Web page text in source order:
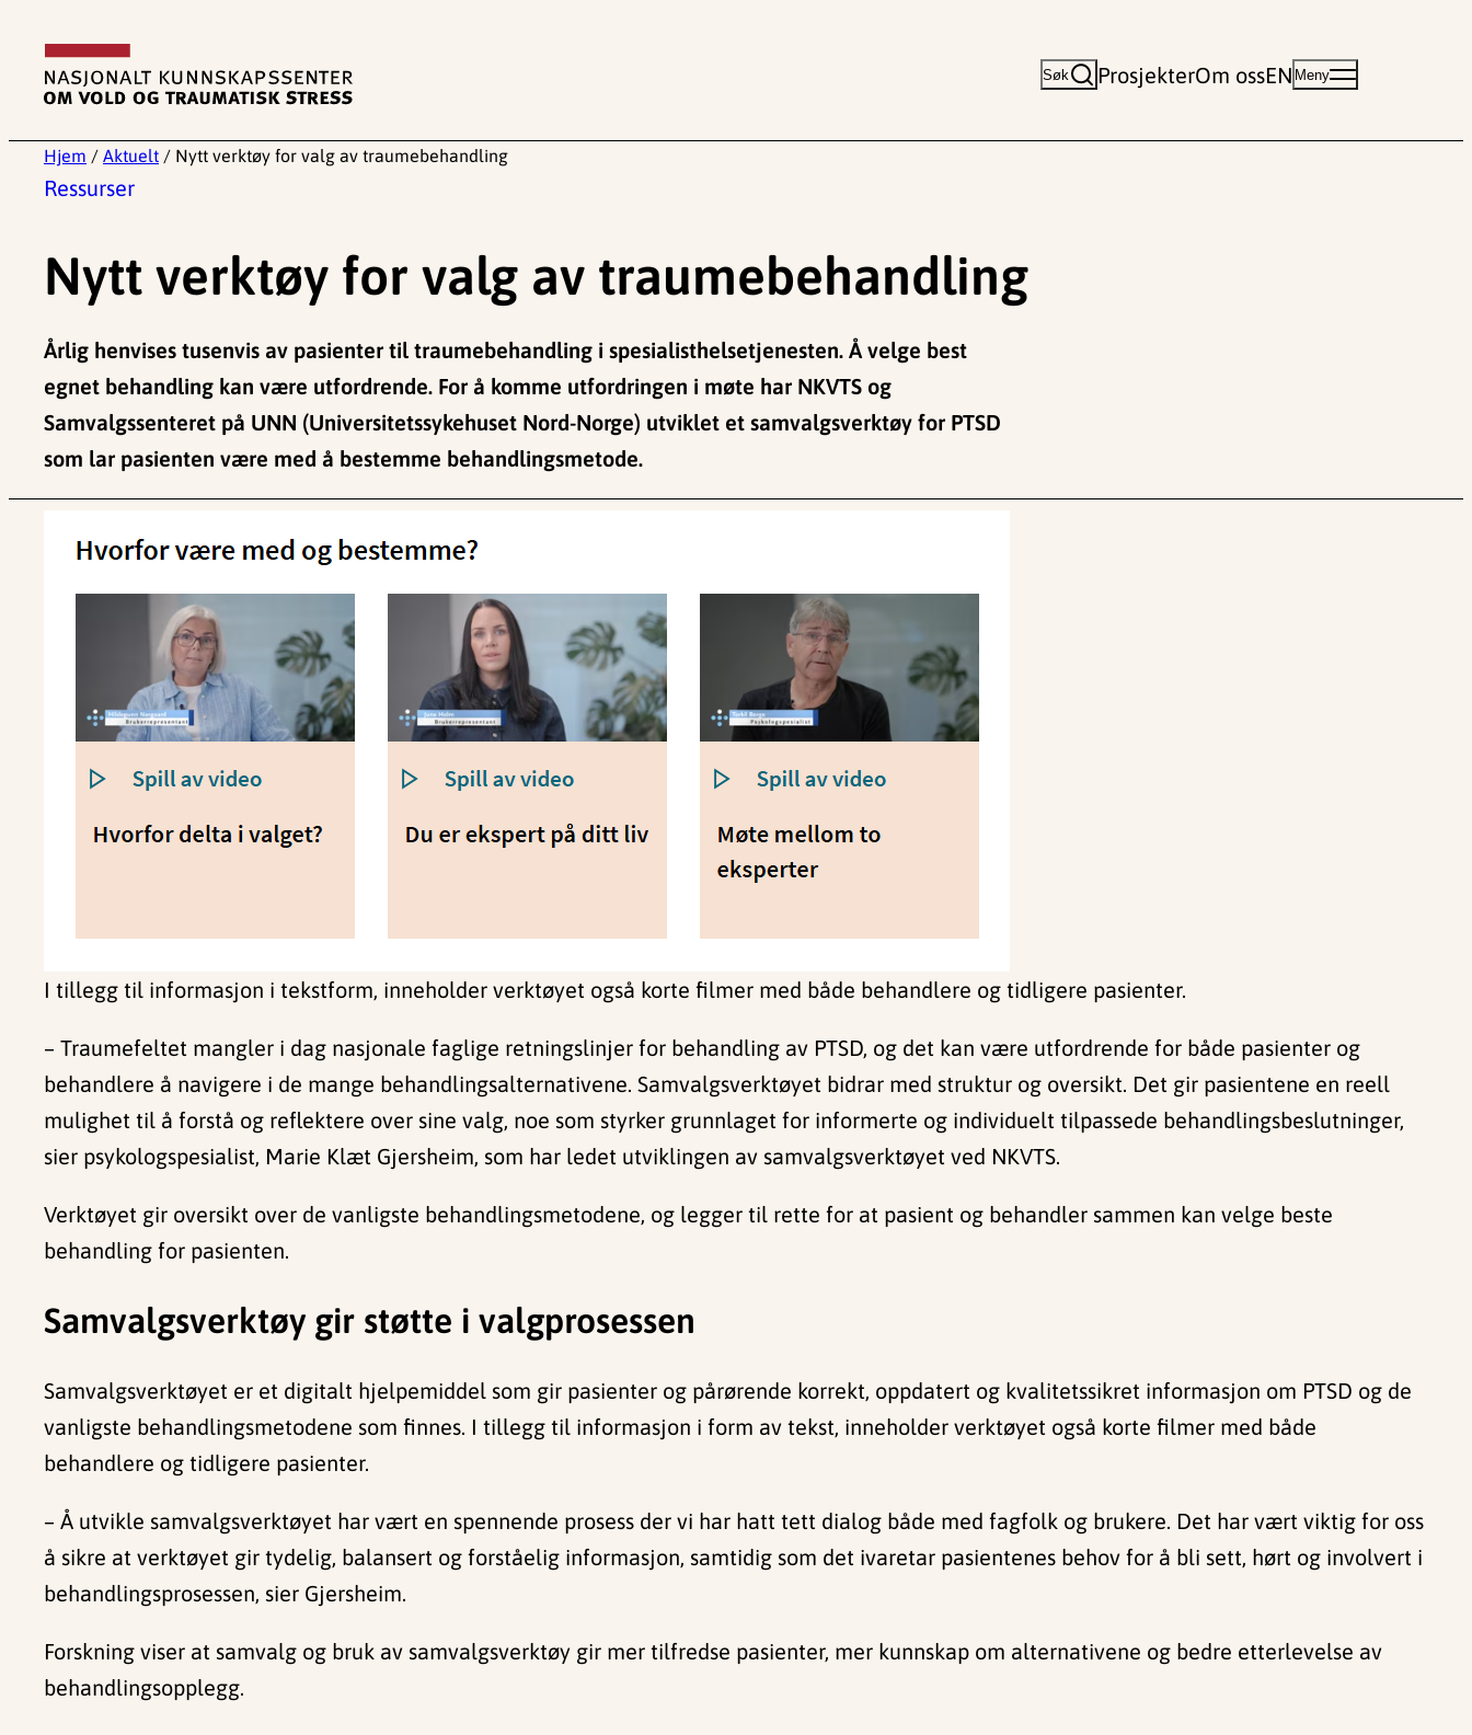
innhold
Søk ProsjekterOm ossEN Meny
Hjem / Aktuelt / Nytt verktøy for valg av traumebehandling
Ressurser
Nytt verktøy for valg av traumebehandling
Årlig henvises tusenvis av pasienter til traumebehandling i spesialisthelsetjenesten. Å velge best
egnet behandling kan være utfordrende. For å komme utfordringen i møte har NKVTS og
Samvalgssenteret på UNN (Universitetssykehuset Nord-Norge) utviklet et samvalgsverktøy for PTSD
som lar pasienten være med å bestemme behandlingsmetode.
I tillegg til informasjon i tekstform, inneholder verktøyet også korte filmer med både behandlere og tidligere pasienter.
– Traumefeltet mangler i dag nasjonale faglige retningslinjer for behandling av PTSD, og det kan være utfordrende for både pasienter og
behandlere å navigere i de mange behandlingsalternativene. Samvalgsverktøyet bidrar med struktur og oversikt. Det gir pasientene en reell
mulighet til å forstå og reflektere over sine valg, noe som styrker grunnlaget for informerte og individuelt tilpassede behandlingsbeslutninger,
sier psykologspesialist, Marie Klæt Gjersheim, som har ledet utviklingen av samvalgsverktøyet ved NKVTS.
Verktøyet gir oversikt over de vanligste behandlingsmetodene, og legger til rette for at pasient og behandler sammen kan velge beste
behandling for pasienten.
Samvalgsverktøy gir støtte i valgprosessen
Samvalgsverktøyet er et digitalt hjelpemiddel som gir pasienter og pårørende korrekt, oppdatert og kvalitetssikret informasjon om PTSD og de
vanligste behandlingsmetodene som finnes. I tillegg til informasjon i form av tekst, inneholder verktøyet også korte filmer med både
behandlere og tidligere pasienter.
– Å utvikle samvalgsverktøyet har vært en spennende prosess der vi har hatt tett dialog både med fagfolk og brukere. Det har vært viktig for oss
å sikre at verktøyet gir tydelig, balansert og forståelig informasjon, samtidig som det ivaretar pasientenes behov for å bli sett, hørt og involvert i
behandlingsprosessen, sier Gjersheim.
Forskning viser at samvalg og bruk av samvalgsverktøy gir mer tilfredse pasienter, mer kunnskap om alternativene og bedre etterlevelse av
behandlingsopplegg.